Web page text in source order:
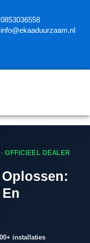
‪0853036558
info@ekaaduurzaam.nl
OFFICIEEL DEALER
installaties